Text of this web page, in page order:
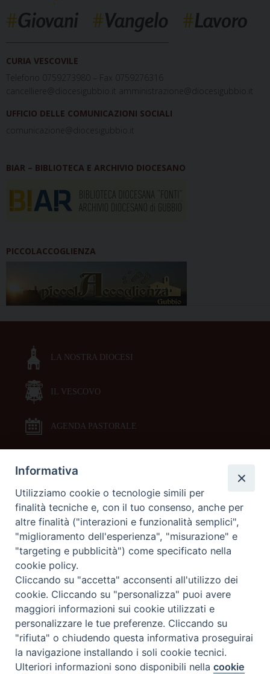
CURIA VESCOVILE
Telefono 0759273980 – Fax 0759276316
cancelliere@diocesigubbio.it amministrazione@diocesigubbio.it
UFFICIO DELLE COMUNICAZIONI SOCIALI
comunicazione@diocesigubbio.it
BIAR – BIBLIOTECA E ARCHIVIO DIOCESANO
PICCOLACCOGLIENZA
LA NOSTRA DIOCESI
IL VESCOVO
AGENDA PASTORALE
DOCUMENTI PASTORALI
ORARI MESSE
LITURGIA DELLE ORE
GALLERIE FOTOGRAFICHE
GALLERIE VIDEO
Preferenze Cookie
Informativa
Utilizziamo cookie o tecnologie simili per
finalità tecniche e, con il tuo consenso, anche per
altre finalità ("interazioni e funzionalità semplici",
"miglioramento dell'esperienza", "misurazione" e
"targeting e pubblicità") come specificato nella
cookie policy.
Cliccando su "accetta" acconsenti all'utilizzo dei
cookie. Cliccando su "personalizza" puoi avere
maggiori informazioni sui cookie utilizzati e
personalizzare le tue preferenze. Cliccando su
"rifiuta" o chiudendo questa informativa proseguirai
la navigazione installando i soli cookie tecnici.
Ulteriori informazioni sono disponibili nellacookie